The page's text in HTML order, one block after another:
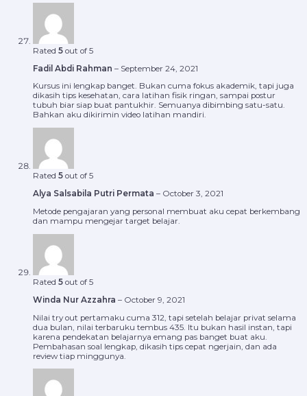
Rated 5 out of 5
Fadil Abdi Rahman – September 24, 2021
Kursus ini lengkap banget. Bukan cuma fokus akademik, tapi juga
dikasih tips kesehatan, cara latihan fisik ringan, sampai postur
tubuh biar siap buat pantukhir. Semuanya dibimbing satu-satu.
Bahkan aku dikirimin video latihan mandiri.
Rated 5 out of 5
Alya Salsabila Putri Permata – October 3, 2021
Metode pengajaran yang personal membuat aku cepat berkembang
dan mampu mengejar target belajar.
Rated 5 out of 5
Winda Nur Azzahra – October 9, 2021
Nilai try out pertamaku cuma 312, tapi setelah belajar privat selama
dua bulan, nilai terbaruku tembus 435. Itu bukan hasil instan, tapi
karena pendekatan belajarnya emang pas banget buat aku.
Pembahasan soal lengkap, dikasih tips cepat ngerjain, dan ada
review tiap minggunya.